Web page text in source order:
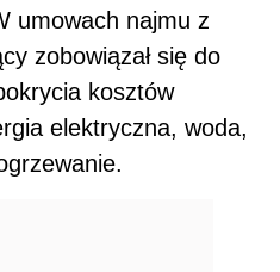
umowach najmu z
zobowiązał się do
kosztów
elektryczna, woda,